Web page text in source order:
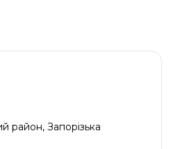
район, Запорізька